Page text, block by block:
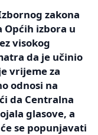
zakona
Općih izbora u
visokog
da je učinio
vrijeme za
odnosi na
da Centralna
glasove, a
se popunjavati